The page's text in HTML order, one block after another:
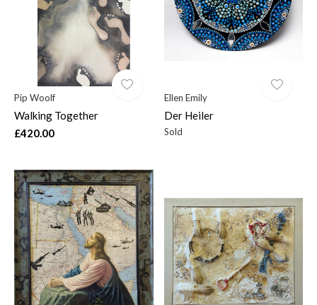
Pip Woolf
Walking Together
£420.00
Ellen Emily
Der Heiler
Sold